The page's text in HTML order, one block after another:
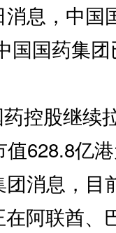
息，中国
国国药集
控股继续
628.8亿
消息，目
阿联酋、